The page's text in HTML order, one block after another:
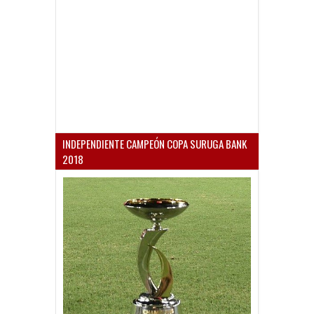
INDEPENDIENTE CAMPEÓN COPA SURUGA BANK
2018